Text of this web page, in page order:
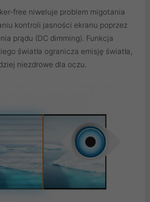
free niweluje problem migotania
kontroli jasności ekranu poprzez
prądu (DC dimming). Funkcja
światła ogranicza emisję światła,
niezdrowe dla oczu.